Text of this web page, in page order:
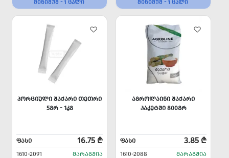
ᲛᲘᲜᲘᲛᲣᲛ - 1 ᲪᲐᲚᲘ ᲛᲘᲜᲘᲛᲣᲛ - 1 ᲪᲐᲚᲘ
ᲞᲝᲠᲪᲘᲣᲚᲘ ᲨᲐᲥᲐᲠᲘ ᲗᲔᲗᲠᲘ
5ᲒᲠ - 1ᲙᲒ
ᲤᲐᲡᲘ 16.75 ₾
1610-2091 ᲛᲐᲠᲐᲒᲨᲘᲐ
ᲐᲒᲠᲝᲚᲐᲘᲜᲘ ᲨᲐᲥᲐᲠᲘ
ᲞᲐᲙᲔᲢᲨᲘ 800ᲒᲠ
ᲤᲐᲡᲘ 3.85 ₾
1610-2088 ᲛᲐᲠᲐᲒᲨᲘᲐ